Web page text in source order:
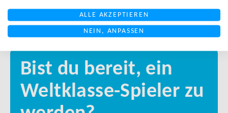
Bist du bereit, ein
Weltklasse-Spieler zu
ALLE AKZEPTIEREN
NEIN, ANPASSEN